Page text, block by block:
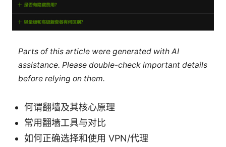
Parts of this article were generated with AI
assistance. Please double-check important details
before relying on them.
何谓翻墙及其核心原理
常用翻墙工具与对比
如何正确选择和使用 VPN/代理